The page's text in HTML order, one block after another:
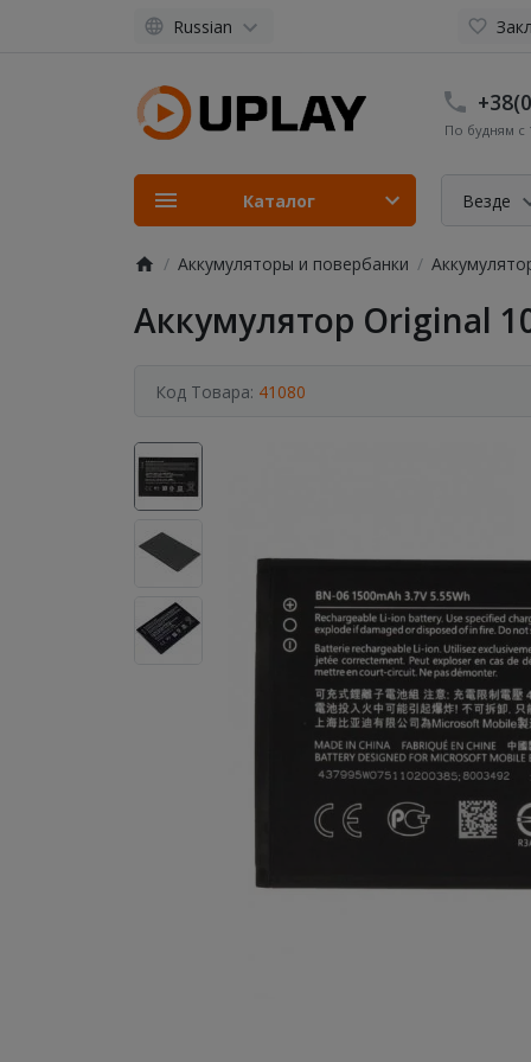
Russian
По будням с
Везде
Каталог
Аккумуляторы и повербанки
Аккумулятор Original
Код Товара: 41080